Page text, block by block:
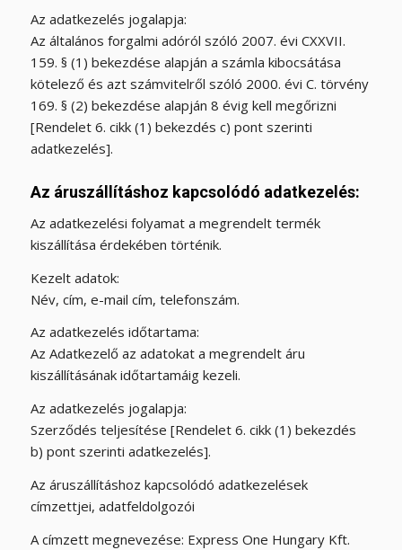
Az adatkezelés jogalapja:
Az általános forgalmi adóról szóló 2007. évi CXXVII.
159. § (1) bekezdése alapján a számla kibocsátása
kötelező és azt számvitelről szóló 2000. évi C. törvény
169. § (2) bekezdése alapján 8 évig kell megőrizni
[Rendelet 6. cikk (1) bekezdés c) pont szerinti
adatkezelés].
Az áruszállításhoz kapcsolódó adatkezelés:
Az adatkezelési folyamat a megrendelt termék
kiszállítása érdekében történik.
Kezelt adatok:
Név, cím, e-mail cím, telefonszám.
Az adatkezelés időtartama:
Az Adatkezelő az adatokat a megrendelt áru
kiszállításának időtartamáig kezeli.
Az adatkezelés jogalapja:
Szerződés teljesítése [Rendelet 6. cikk (1) bekezdés
b) pont szerinti adatkezelés].
Az áruszállításhoz kapcsolódó adatkezelések
címzettjei, adatfeldolgozói
A címzett megnevezése: Express One Hungary Kft.